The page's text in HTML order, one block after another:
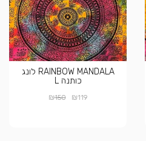
RAINBOW MANDALA לונג
כותנה L
₪119
₪150